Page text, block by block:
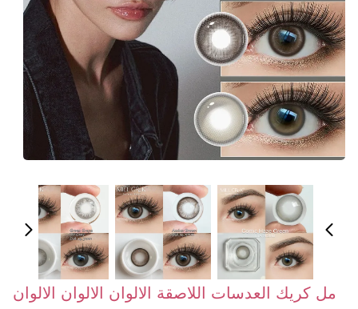
مل كريك العدسات اللاصقة الالوان الالوان الالوان